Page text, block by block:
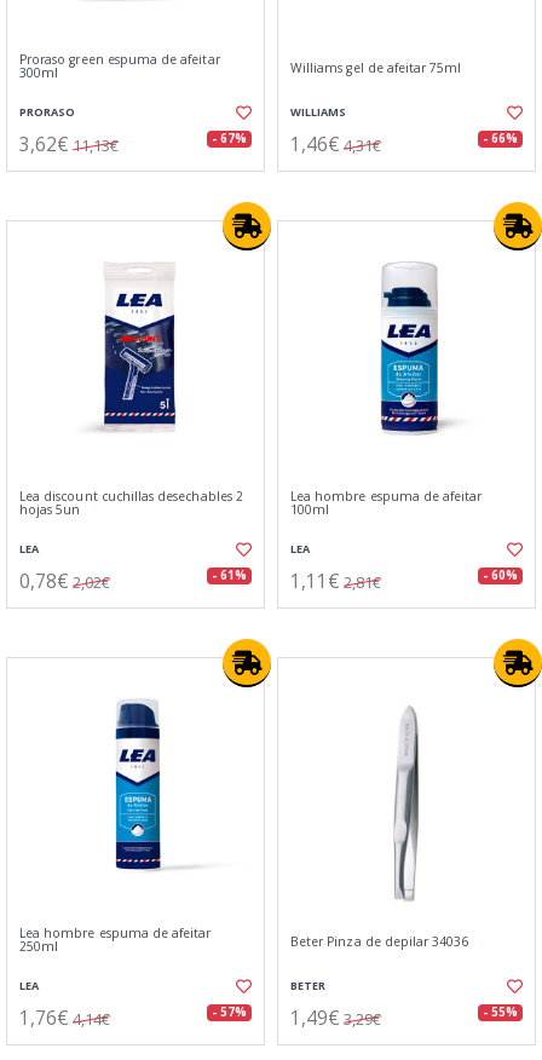
Proraso green espuma de afeitar
300ml
PRORASO
3,62€ 11,13€ - 67%
Williams gel de afeitar 75ml
WILLIAMS
1,46€ 4,31€ - 66%
Lea discount cuchillas desechables 2
hojas 5un
LEA
0,78€ 2,02€ - 61%
Lea hombre espuma de afeitar
100ml
LEA
1,11€ 2,81€ - 60%
Lea hombre espuma de afeitar
250ml
LEA
1,76€ 4,14€ - 57%
Beter Pinza de depilar 34036
BETER
1,49€ 3,29€ - 55%